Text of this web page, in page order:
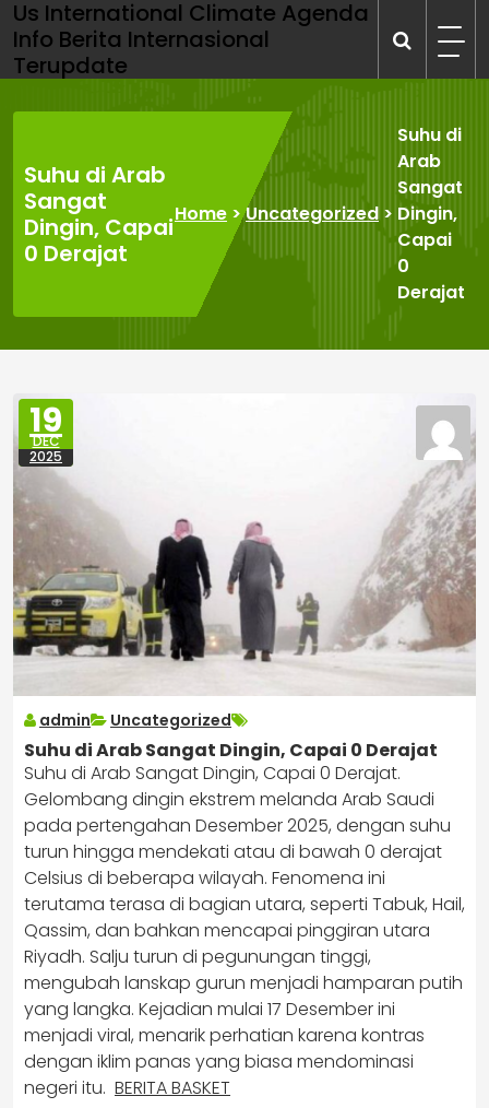
Skip
to
content
Us International Climate Agenda
Info Berita Internasional
Terupdate
Suhu di Arab
Sangat
Dingin, Capai
0 Derajat
Home >Uncategorized>
Suhu di
Arab
Sangat
Dingin,
Capai
0
Derajat
19
DEC
2025
admin Uncategorized
Suhu di Arab Sangat Dingin, Capai 0 Derajat
Suhu di Arab Sangat Dingin, Capai 0 Derajat.
Gelombang dingin ekstrem melanda Arab Saudi
pada pertengahan Desember 2025, dengan suhu
turun hingga mendekati atau di bawah 0 derajat
Celsius di beberapa wilayah. Fenomena ini
terutama terasa di bagian utara, seperti Tabuk, Hail,
Qassim, dan bahkan mencapai pinggiran utara
Riyadh. Salju turun di pegunungan tinggi,
mengubah lanskap gurun menjadi hamparan putih
yang langka. Kejadian mulai 17 Desember ini
menjadi viral, menarik perhatian karena kontras
dengan iklim panas yang biasa mendominasi
negeri itu. BERITA BASKET